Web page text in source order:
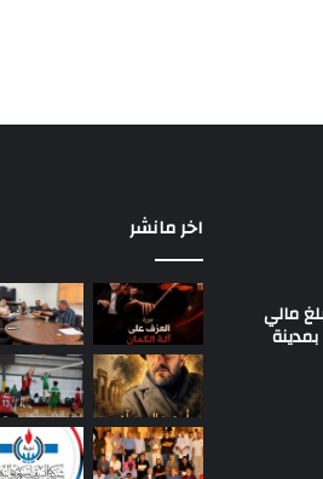
مالي
اخر مانشر